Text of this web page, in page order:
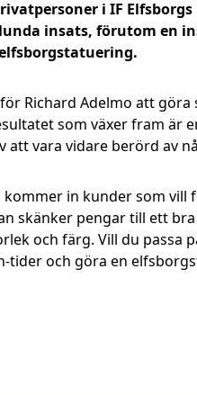
i IF
insats, förutom en
Richard Adelmo att
som växer fram är
att vara vidare berörd av
in kunder som
skänker pengar till ett
och färg. Vill du passa
tider och göra en